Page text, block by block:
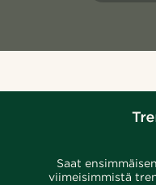
Saat
viimeisimmistä